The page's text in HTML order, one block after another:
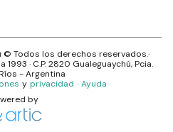
© Todos los derechos reservados.·
1993 · C.P.2820 Gualeguaychú, Pcia.
- Argentina
y privacidad · Ayuda
by